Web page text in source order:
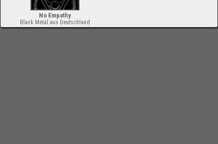
No Empathy
Black Metal aus Deutschland